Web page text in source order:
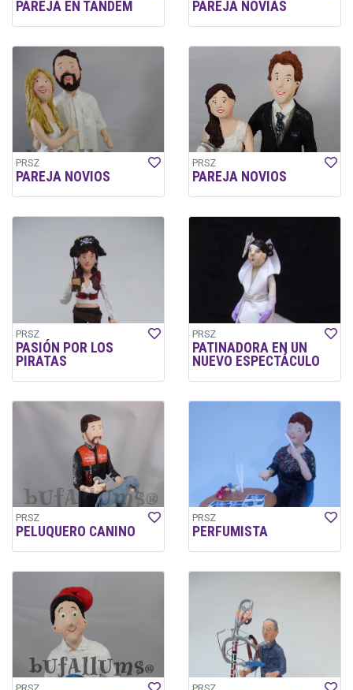
PAREJA EN TÁNDEM PAREJA NOVIAS
PRSZ
PAREJA NOVIOS
PRSZ
PAREJA NOVIOS
PRSZ
PASIÓN POR LOS
PIRATAS
PRSZ
PATINADORA EN UN
NUEVO ESPECTÁCULO
PRSZ
PELUQUERO CANINO
PRSZ
PERFUMISTA